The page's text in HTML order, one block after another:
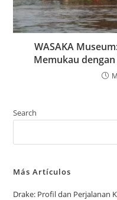
WASAKA
Memukau
Search
Más Artículos
Drake: Profil dan Perjalanan